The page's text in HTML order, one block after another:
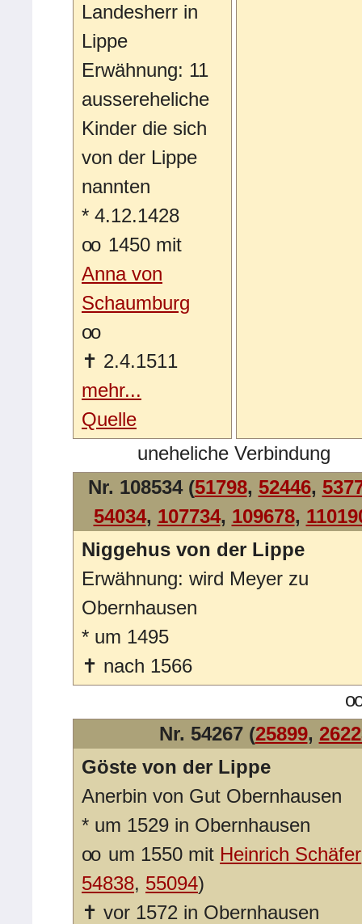
Landesherr in
Lippe
Erwähnung: 11
aussereheliche
Kinder die sich
von der Lippe
nannten
* 4.12.1428
oo 1450 mit
Anna von
Schaumburg
oo
✝ 2.4.1511
mehr...
Quelle
uneheliche Verbindung
Nr. 108534 (51798, 52446,
54034, 107734, 109678,
Niggehus von der Lippe
Erwähnung: wird Meyer zu
Obernhausen
* um 1495
✝ nach 1566
oo
Nr. 54267 (25899,
Göste von der Lippe
Anerbin von Gut Obernhausen
* um 1529 in Obernhausen
oo um 1550 mit Heinrich Schäfer
54838, 55094)
✝ vor 1572 in Obernhausen